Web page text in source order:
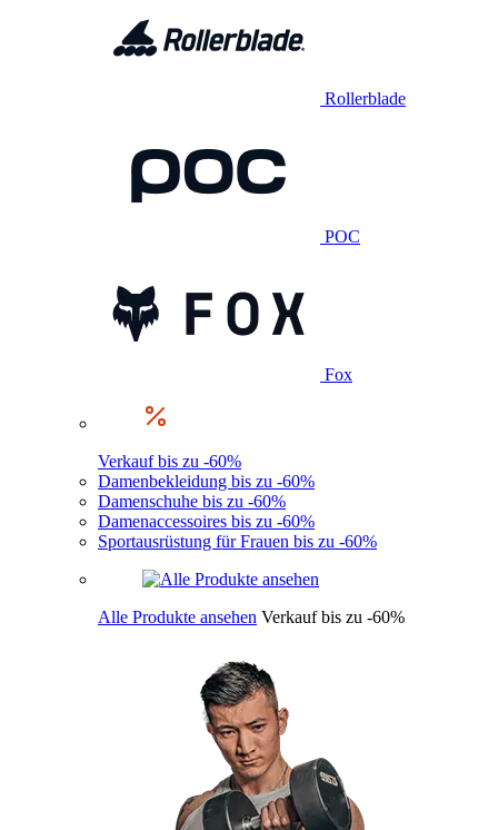
Rollerblade
POC
Fox
Verkauf bis zu -60%
Damenbekleidung bis zu -60%
Damenschuhe bis zu -60%
Damenaccessoires bis zu -60%
Sportausrüstung für Frauen bis zu -60%
Alle Produkte ansehen Verkauf bis zu -60%